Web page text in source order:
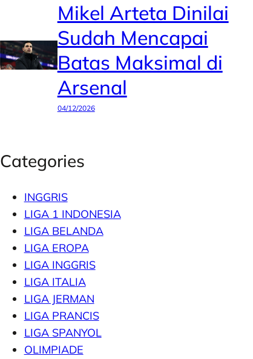
Mikel Arteta Dinilai
Sudah Mencapai
Batas Maksimal di
Arsenal
04/12/2026
Categories
INGGRIS
LIGA 1 INDONESIA
LIGA BELANDA
LIGA EROPA
LIGA INGGRIS
LIGA ITALIA
LIGA JERMAN
LIGA PRANCIS
LIGA SPANYOL
OLIMPIADE